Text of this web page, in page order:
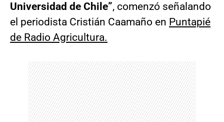
Universidad de Chile”, comenzó señalando
el periodista Cristián Caamaño en Puntapié
de Radio Agricultura.